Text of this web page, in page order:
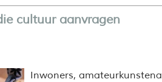
cultuur aanvragen
Inwoners,